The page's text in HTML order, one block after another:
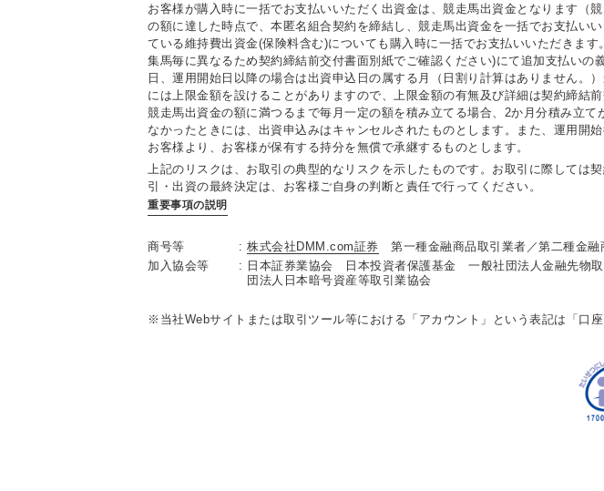
お客様が購入時に一括でお支払いいただく出資金は、競走馬出資金となります（
の額に達した時点で、本匿名組合契約を締結し、競走馬出資金を一括でお支払い
ている維持費出資金(保険料含む)についても購入時に一括でお支払いいただきま
集馬毎に異なるため契約締結前交付書面別紙でご確認ください)にて追加支払い
日、運用開始日以降の場合は出資申込日の属する月（日割り計算はありません
には上限金額を設けることがありますので、上限金額の有無及び詳細は契約締結
競走馬出資金の額に満つるまで毎月一定の額を積み立てる場合、2か月分積み立
なかったときには、出資申込みはキャンセルされたものとします。また、運用開
お客様より、お客様が保有する持分を無償で承継するものとします。
上記のリスクは、お取引の典型的なリスクを示したものです。お取引に際しては
引・出資の最終決定は、お客様ご自身の判断と責任で行ってください。
重要事項の説明
商号等 株式会社DMM.com証券
第一種金融商品取引業者／第二種金
加入協会等
日本証券業協会 日本投資者保護基金 一般社団法人金融先物
団法人日本暗号資産等取引業協会
当社Webサイトまたは取引ツール等における「アカウント」という表記は「口